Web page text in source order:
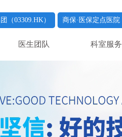
（03309.HK） 商保·医保定点医院
医生团队 科室服务